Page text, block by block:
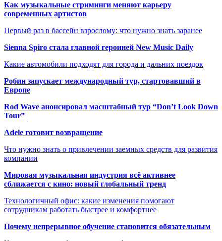
Как музыкальные стриминги меняют карьеру
современных артистов
Первый раз в бассейн взрослому: что нужно знать заранее
Sienna Spiro стала главной героиней New Music Daily
Какие автомобили подходят для города и дальних поездок
Робин запускает международный тур, стартовавший в
Европе
Rod Wave анонсировал масштабный тур “Don’t Look Down
Tour”
Adele готовит возвращение
Что нужно знать о привлечении заемных средств для развития
компании
Мировая музыкальная индустрия всё активнее
сближается с кино: новый глобальный тренд
Технологичный офис: какие изменения помогают
сотрудникам работать быстрее и комфортнее
Почему непрерывное обучение становится обязательным